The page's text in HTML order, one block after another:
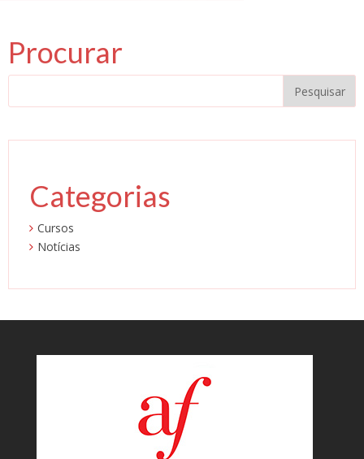
Procurar
Categorias
Cursos
Notícias